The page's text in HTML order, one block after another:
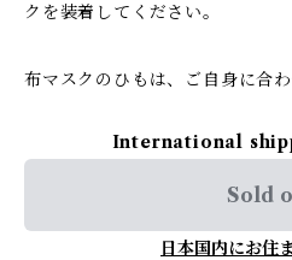
クを装着してください。
布マスクのひもは、ご自身に合
International
Sold
日本国内にお住